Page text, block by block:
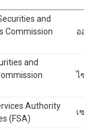
and
Commission
ออส
and
ไซ
Authority
(FSA)
เซเ